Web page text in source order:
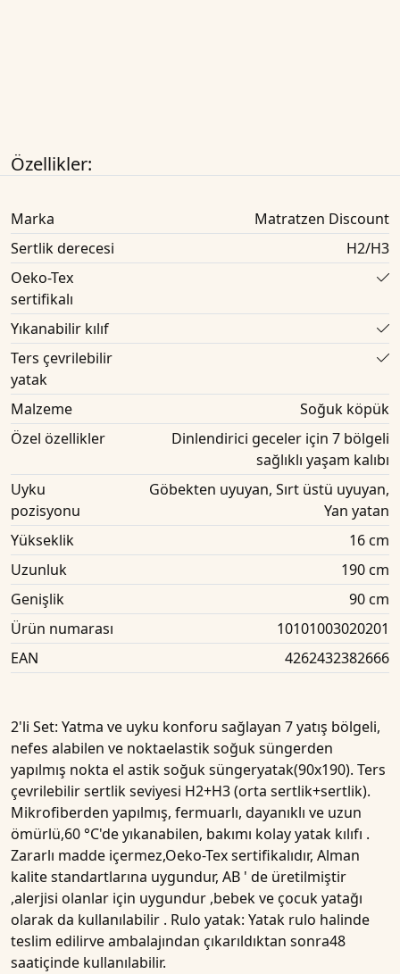
Özellikler:
Marka
Matratzen Discount
Sertlik derecesi
H2/H3
Oeko-Tex
sertifikalı
Yıkanabilir kılıf
Ters çevrilebilir
yatak
Malzeme
Soğuk köpük
Özel özellikler
Dinlendirici geceler için 7 bölgeli
sağlıklı yaşam kalıbı
Uyku
pozisyonu
Göbekten uyuyan, Sırt üstü uyuyan,
Yan yatan
Yükseklik
16 cm
Uzunluk
190 cm
Genişlik
90 cm
Ürün numarası
10101003020201
EAN
4262432382666
2'li Set: Yatma ve uyku konforu sağlayan 7 yatış bölgeli,
nefes alabilen ve noktaelastik soğuk süngerden
yapılmış nokta el astik soğuk süngeryatak(90x190). Ters
çevrilebilir sertlik seviyesi H2+H3 (orta sertlik+sertlik).
Mikrofiberden yapılmış, fermuarlı, dayanıklı ve uzun
ömürlü,60 °C'de yıkanabilen, bakımı kolay yatak kılıfı .
Zararlı madde içermez,Oeko-Tex sertifikalıdır, Alman
kalite standartlarına uygundur, AB ' de üretilmiştir
,alerjisi olanlar için uygundur ,bebek ve çocuk yatağı
olarak da kullanılabilir . Rulo yatak: Yatak rulo halinde
teslim edilirve ambalajından çıkarıldıktan sonra48
saatiçinde kullanılabilir.